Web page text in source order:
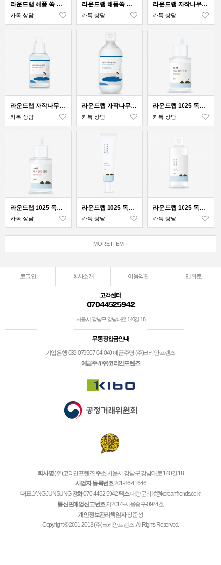
라운드랩 해풍 쑥 진정 세럼 50ml
카톡 상담
라운드랩 해풍쑥 진정 토너 300ml
카톡 상담
라운드랩 자작나무 수분 크림 80ml
카톡 상담
라운드랩 자작나무 수분 세럼 50ml
카톡 상담
라운드랩 자작나무 수분 토너 300ml
카톡 상담
라운드랩 1025 독도 펩타 앰플 30ml
카톡 상담
라운드랩 1025 독도 톤업 앰플 30ml
카톡 상담
라운드랩 1025 독도 아이크림 30ml
카톡 상담
라운드랩 1025 독도 로션 200ml
카톡 상담
MORE ITEM +
로그인 회사소개 이용약관 맨위로
고객센터
07044525942
서울시 강남구 강남대로 140길 18
무통장입금안내
기업은행 039-079507-04-040 예금주명 (주)코리안프렌즈
예금주 / (주)코리안프렌즈
회사명(주)코리안프렌즈주소서울시 강남구 강남대로 140길 18
사업자 등록번호201-86-41646
대표JANG JUNSUNG 전화070-4452-5942팩스대량문의 kf@koreanfriends.co.kr
통신판매업신고번호제2014-서울중구-0924호
개인정보관리책임자장준성
Copyright © 2001-2013 (주)코리안프렌즈. All Rights Reserved.